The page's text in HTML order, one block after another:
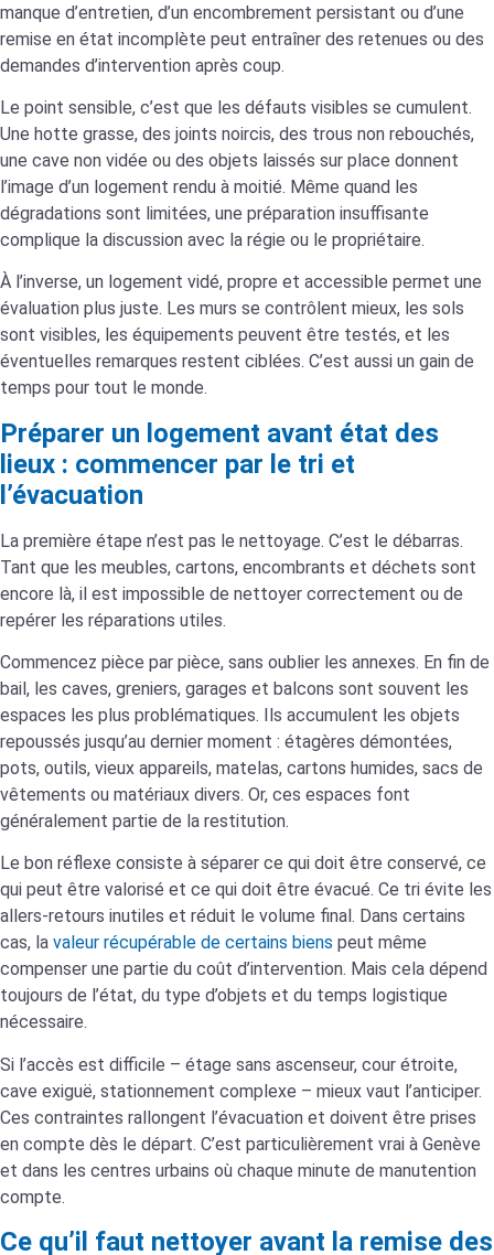
manque d’entretien, d’un encombrement persistant ou d’une
remise en état incomplète peut entraîner des retenues ou des
demandes d’intervention après coup.
Le point sensible, c’est que les défauts visibles se cumulent.
Une hotte grasse, des joints noircis, des trous non rebouchés,
une cave non vidée ou des objets laissés sur place donnent
l’image d’un logement rendu à moitié. Même quand les
dégradations sont limitées, une préparation insuffisante
complique la discussion avec la régie ou le propriétaire.
À l’inverse, un logement vidé, propre et accessible permet une
évaluation plus juste. Les murs se contrôlent mieux, les sols
sont visibles, les équipements peuvent être testés, et les
éventuelles remarques restent ciblées. C’est aussi un gain de
temps pour tout le monde.
Préparer un logement avant état des
lieux : commencer par le tri et
l’évacuation
La première étape n’est pas le nettoyage. C’est le débarras.
Tant que les meubles, cartons, encombrants et déchets sont
encore là, il est impossible de nettoyer correctement ou de
repérer les réparations utiles.
Commencez pièce par pièce, sans oublier les annexes. En fin de
bail, les caves, greniers, garages et balcons sont souvent les
espaces les plus problématiques. Ils accumulent les objets
repoussés jusqu’au dernier moment : étagères démontées,
pots, outils, vieux appareils, matelas, cartons humides, sacs de
vêtements ou matériaux divers. Or, ces espaces font
généralement partie de la restitution.
Le bon réflexe consiste à séparer ce qui doit être conservé, ce
qui peut être valorisé et ce qui doit être évacué. Ce tri évite les
allers-retours inutiles et réduit le volume final. Dans certains
cas, la valeur récupérable de certains biens peut même
compenser une partie du coût d’intervention. Mais cela dépend
toujours de l’état, du type d’objets et du temps logistique
nécessaire.
Si l’accès est difficile – étage sans ascenseur, cour étroite,
cave exiguë, stationnement complexe – mieux vaut l’anticiper.
Ces contraintes rallongent l’évacuation et doivent être prises
en compte dès le départ. C’est particulièrement vrai à Genève
et dans les centres urbains où chaque minute de manutention
compte.
Ce qu’il faut nettoyer avant la remise des